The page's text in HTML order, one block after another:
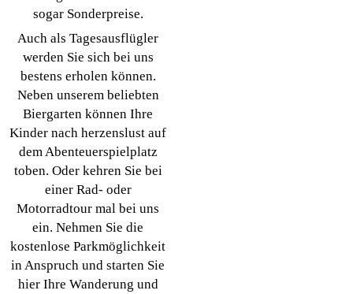
sogar Sonderpreise.
Auch als Tagesausflügler
werden Sie sich bei uns
bestens erholen können.
Neben unserem beliebten
Biergarten können Ihre
Kinder nach herzenslust auf
dem Abenteuerspielplatz
toben. Oder kehren Sie bei
einer Rad- oder
Motorradtour mal bei uns
ein. Nehmen Sie die
kostenlose Parkmöglichkeit
in Anspruch und starten Sie
hier Ihre Wanderung und